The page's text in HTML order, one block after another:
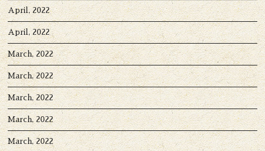
April, 2022
April, 2022
March, 2022
March, 2022
March, 2022
March, 2022
March, 2022